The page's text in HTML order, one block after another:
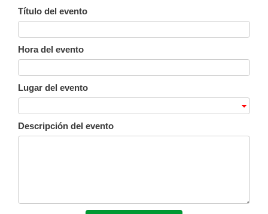
Título del evento
Hora del evento
Lugar del evento
Descripción del evento